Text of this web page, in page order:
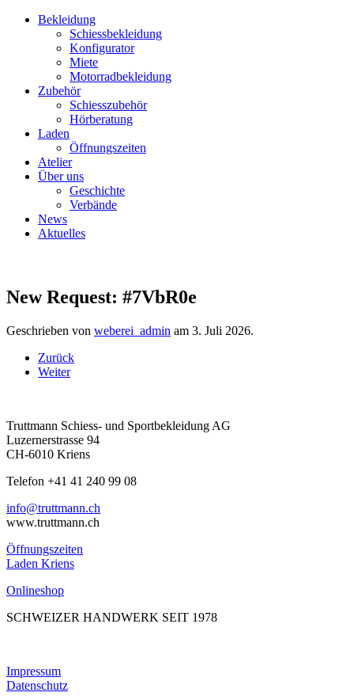
Bekleidung
Schiessbekleidung
Konfigurator
Miete
Motorradbekleidung
Zubehör
Schiesszubehör
Hörberatung
Laden
Öffnungszeiten
Atelier
Über uns
Geschichte
Verbände
News
Aktuelles
New Request: #7VbR0e
Geschrieben von weberei_admin am 3. Juli 2026.
Zurück
Weiter
Truttmann Schiess- und Sportbekleidung AG
Luzernerstrasse 94
CH-6010 Kriens
Telefon +41 41 240 99 08
hc.nnamtturt@ofni
www.truttmann.ch
Öffnungszeiten
Laden Kriens
Onlineshop
SCHWEIZER HANDWERK SEIT 1978
Impressum
Datenschutz